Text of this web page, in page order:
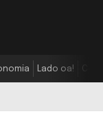
Lado oa!